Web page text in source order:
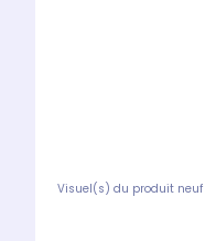
Visuel(s) du produit neuf